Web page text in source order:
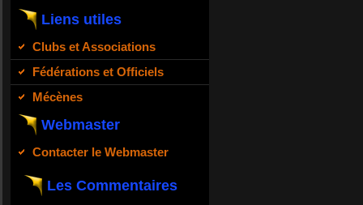
Liens utiles
Clubs et Associations
Fédérations et Officiels
Mécènes
Webmaster
Contacter le Webmaster
Les Commentaires